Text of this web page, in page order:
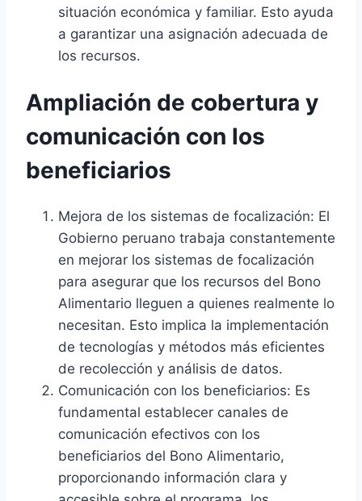
situación económica y familiar. Esto ayuda
a garantizar una asignación adecuada de
los recursos.
Ampliación de cobertura y
comunicación con los
beneficiarios
Mejora de los sistemas de focalización: El
Gobierno peruano trabaja constantemente
en mejorar los sistemas de focalización
para asegurar que los recursos del Bono
Alimentario lleguen a quienes realmente lo
necesitan. Esto implica la implementación
de tecnologías y métodos más eficientes
de recolección y análisis de datos.
Comunicación con los beneficiarios: Es
fundamental establecer canales de
comunicación efectivos con los
beneficiarios del Bono Alimentario,
proporcionando información clara y